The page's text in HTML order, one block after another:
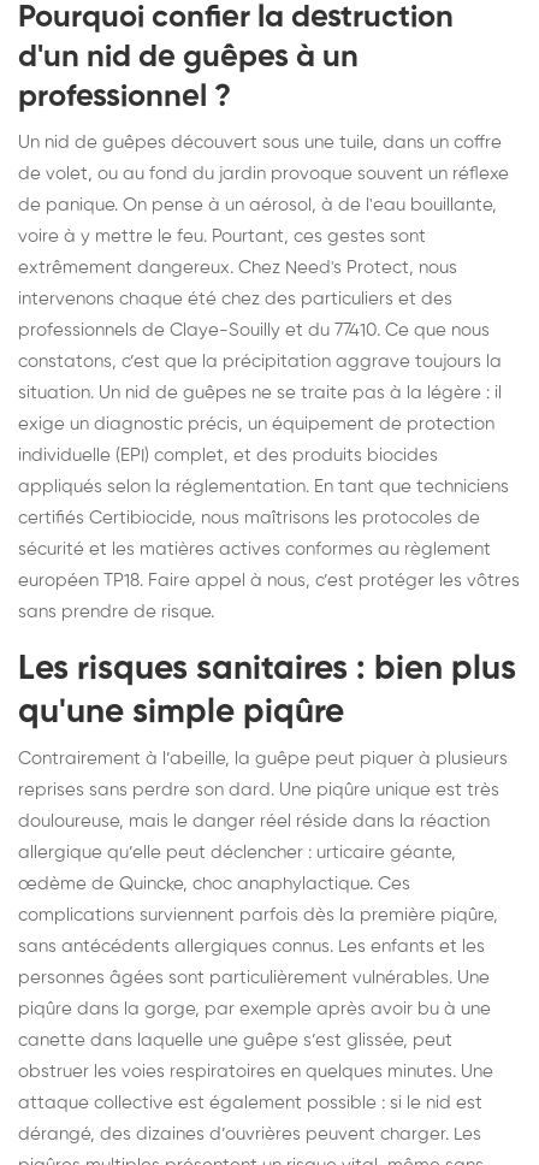
Pourquoi confier la destruction
d'un nid de guêpes à un
professionnel ?
Un nid de guêpes découvert sous une tuile, dans un coffre
de volet, ou au fond du jardin provoque souvent un réflexe
de panique. On pense à un aérosol, à de l'eau bouillante,
voire à y mettre le feu. Pourtant, ces gestes sont
extrêmement dangereux. Chez Need's Protect, nous
intervenons chaque été chez des particuliers et des
professionnels de Claye-Souilly et du 77410. Ce que nous
constatons, c’est que la précipitation aggrave toujours la
situation. Un nid de guêpes ne se traite pas à la légère : il
exige un diagnostic précis, un équipement de protection
individuelle (EPI) complet, et des produits biocides
appliqués selon la réglementation. En tant que techniciens
certifiés Certibiocide, nous maîtrisons les protocoles de
sécurité et les matières actives conformes au règlement
européen TP18. Faire appel à nous, c’est protéger les vôtres
sans prendre de risque.
Les risques sanitaires : bien plus
qu'une simple piqûre
Contrairement à l’abeille, la guêpe peut piquer à plusieurs
reprises sans perdre son dard. Une piqûre unique est très
douloureuse, mais le danger réel réside dans la réaction
allergique qu’elle peut déclencher : urticaire géante,
œdème de Quincke, choc anaphylactique. Ces
complications surviennent parfois dès la première piqûre,
sans antécédents allergiques connus. Les enfants et les
personnes âgées sont particulièrement vulnérables. Une
piqûre dans la gorge, par exemple après avoir bu à une
canette dans laquelle une guêpe s’est glissée, peut
obstruer les voies respiratoires en quelques minutes. Une
attaque collective est également possible : si le nid est
dérangé, des dizaines d’ouvrières peuvent charger. Les